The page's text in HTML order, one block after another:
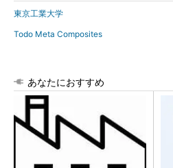
東京工業大学
Todo Meta Composites
あなたにおすすめ